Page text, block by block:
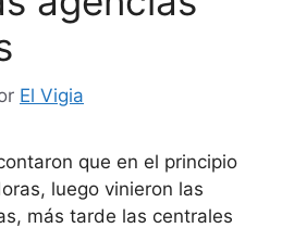
El Vigia
que en el principio
luego vinieron las
más tarde las centrales